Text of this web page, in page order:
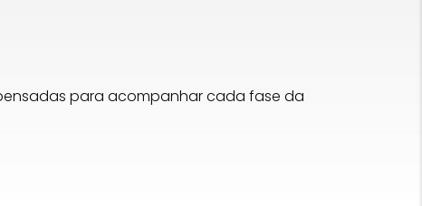
para acompanhar cada fase da